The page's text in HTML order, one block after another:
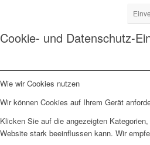
Cookie- und Datenschutz-
Wie wir Cookies nutzen
Wir können Cookies auf Ihrem Gerät
Klicken Sie auf die angezeigten
Website stark beeinflussen kann. Wir